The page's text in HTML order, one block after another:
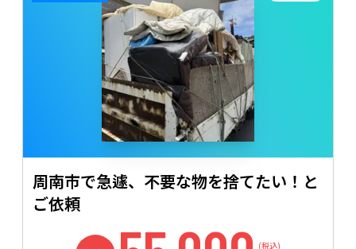
周南市で急遽、不要な物を捨てたい！と
ご依頼
(税込)